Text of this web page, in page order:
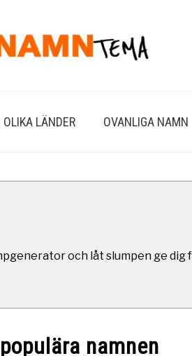
LÄNDER OVANLIGA NAMN
och låt slumpen ge dig
namnen